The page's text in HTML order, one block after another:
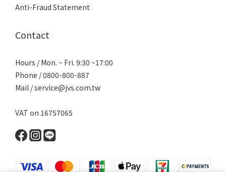
Anti-Fraud Statement
Contact
Hours / Mon. ~ Fri. 9:30 ~17:00
Phone / 0800-800-887
Mail / service@jvs.com.tw
VAT on 16757065